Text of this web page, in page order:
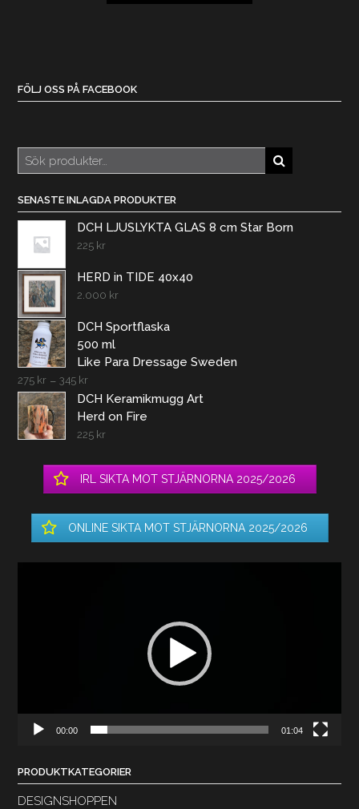
FÖLJ OSS PÅ FACEBOOK
Sök
efter:
SENASTE INLAGDA PRODUKTER
DCH LJUSLYKTA GLAS 8 cm Star Born
225 kr
HERD in TIDE 40x40
2.000 kr
DCH Sportflaska
500 ml
Like Para Dressage Sweden
275 kr – 345 kr
DCH Keramikmugg Art
Herd on Fire
225 kr
IRL SIKTA MOT STJÄRNORNA 2025/2026
ONLINE SIKTA MOT STJÄRNORNA 2025/2026
00:00 01:04
PRODUKTKATEGORIER
DESIGNSHOPPEN